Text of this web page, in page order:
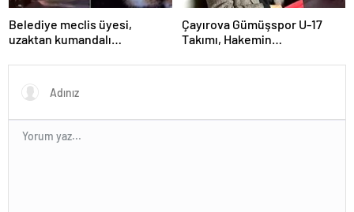
Belediye meclis üyesi,
uzaktan kumandalı
uçurmaya çalıştı
Çayırova Gümüşspor U-17
Takımı, Hakemin
Ligden Çekildi